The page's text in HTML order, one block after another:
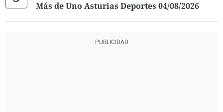
Más de Uno Asturias Deportes 04/08/2026